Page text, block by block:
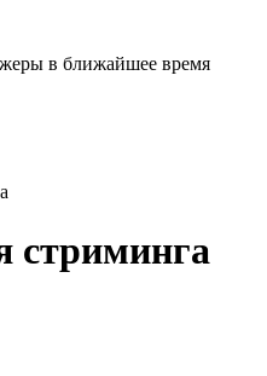
в ближайшее время
стриминга